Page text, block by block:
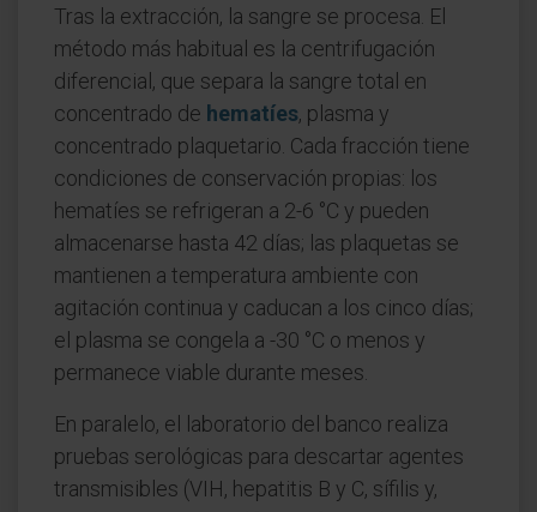
Tras la extracción, la sangre se procesa. El
método más habitual es la centrifugación
diferencial, que separa la sangre total en
concentrado de hematíes, plasma y
concentrado plaquetario. Cada fracción tiene
condiciones de conservación propias: los
hematíes se refrigeran a 2-6 °C y pueden
almacenarse hasta 42 días; las plaquetas se
mantienen a temperatura ambiente con
agitación continua y caducan a los cinco días;
el plasma se congela a -30 °C o menos y
permanece viable durante meses.
En paralelo, el laboratorio del banco realiza
pruebas serológicas para descartar agentes
transmisibles (VIH, hepatitis B y C, sífilis y,